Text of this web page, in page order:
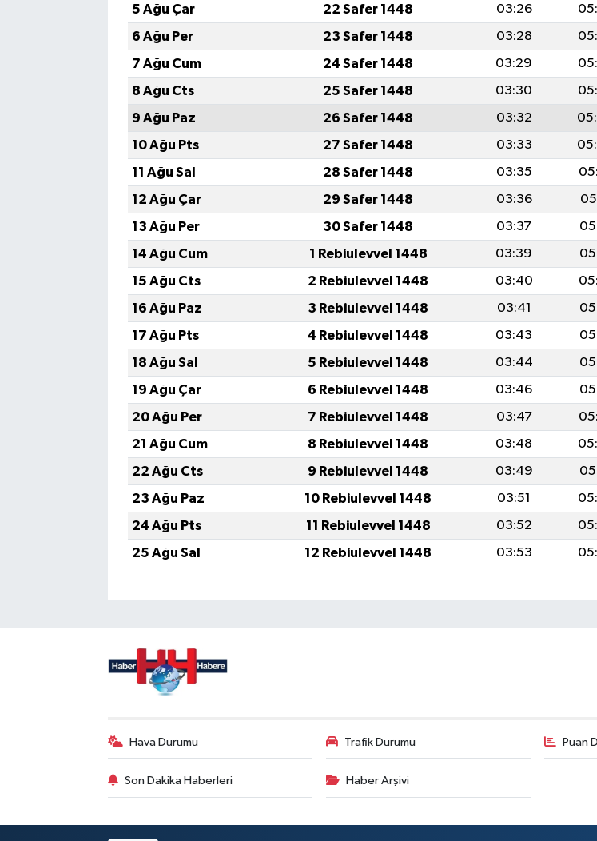
5 Ağu Çar
22 Safer 1448 03:26
6 Ağu Per
23 Safer 1448 03:28
7 Ağu Cum
24 Safer 1448 03:29
8 Ağu Cts
25 Safer 1448 03:30
9 Ağu Paz
26 Safer 1448 03:32
10 Ağu Pts
27 Safer 1448 03:33
11 Ağu Sal
28 Safer 1448 03:35
12 Ağu Çar
29 Safer 1448 03:36
13 Ağu Per
30 Safer 1448 03:37
14 Ağu Cum
1 Rebiulevvel 1448 03:39
15 Ağu Cts
2 Rebiulevvel 1448 03:40
16 Ağu Paz
3 Rebiulevvel 1448 03:41
17 Ağu Pts
4 Rebiulevvel 1448 03:43
18 Ağu Sal
5 Rebiulevvel 1448 03:44
19 Ağu Çar
6 Rebiulevvel 1448 03:46
20 Ağu Per
7 Rebiulevvel 1448 03:47
21 Ağu Cum
8 Rebiulevvel 1448 03:48
22 Ağu Cts
9 Rebiulevvel 1448 03:49
23 Ağu Paz
10 Rebiulevvel 1448 03:51
24 Ağu Pts
11 Rebiulevvel 1448 03:52
25 Ağu Sal
12 Rebiulevvel 1448 03:53
Hava Durumu Trafik Durumu Puan
Son Dakika Haberleri Haber Arşivi